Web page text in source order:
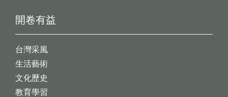
開卷有益
台灣采風
生活藝術
文化歷史
教育學習